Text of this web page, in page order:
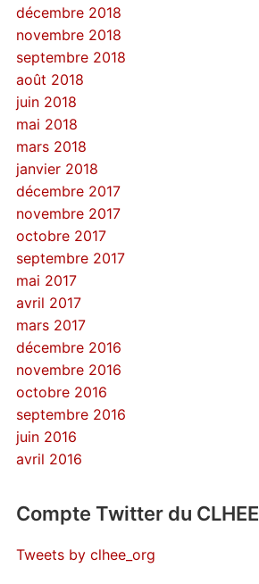
décembre 2018
novembre 2018
septembre 2018
août 2018
juin 2018
mai 2018
mars 2018
janvier 2018
décembre 2017
novembre 2017
octobre 2017
septembre 2017
mai 2017
avril 2017
mars 2017
décembre 2016
novembre 2016
octobre 2016
septembre 2016
juin 2016
avril 2016
Compte Twitter du CLHEE
Tweets by clhee_org